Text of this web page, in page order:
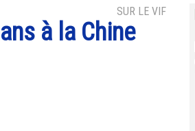
SUR LE VIF
à la Chine